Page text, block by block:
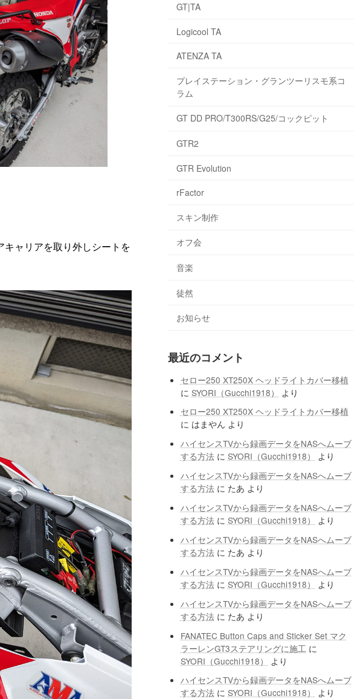
ャリアを取り外しシートを
GT|TA
Logicool TA
ATENZA TA
プレイステーション・グランツーリスモ系コ
ラム
GT DD PRO/T300RS/G25/コックピット
GTR2
GTR Evolution
rFactor
スキン制作
オフ会
音楽
徒然
お知らせ
最近のコメント
セロー250 XT250X ヘッドライトカバー移植
に SYORI（Gucchi1918）
より
セロー250 XT250X ヘッドライトカバー移植
に はまやん より
ハイセンスTVから録画データをNASへムーブ
する方法に SYORI（Gucchi1918）
より
ハイセンスTVから録画データをNASへムーブ
する方法に たあ より
ハイセンスTVから録画データをNASへムーブ
する方法に SYORI（Gucchi1918）
より
ハイセンスTVから録画データをNASへムーブ
する方法に たあ より
ハイセンスTVから録画データをNASへムーブ
する方法に SYORI（Gucchi1918）
より
ハイセンスTVから録画データをNASへムーブ
する方法に たあ より
FANATEC Button Caps and Sticker Set マク
ラーレンGT3ステアリングに施工 に
SYORI（Gucchi1918）
より
ハイセンスTVから録画データをNASへムーブ
する方法に SYORI（Gucchi1918） より